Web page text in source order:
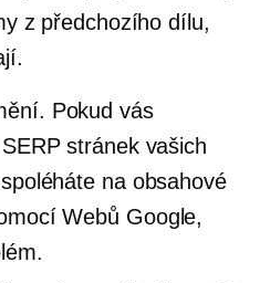
z předchozího dílu,
Pokud vás
stránek vašich
na obsahové
Webů Google,